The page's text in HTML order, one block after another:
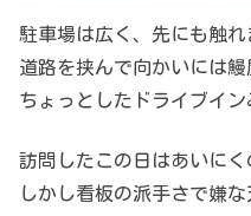
駐車場は広く、先にも触れ
道路を挟んで向かいには
ちょっとしたドライブイン
訪問したこの日はあいにく
しかし看板の派手さで嫌